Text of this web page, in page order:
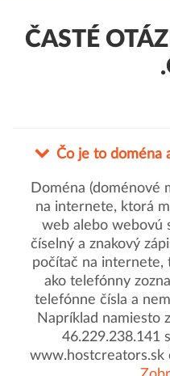
ČASTÉ
Čo je to doména
Doména (doménové
na internete, ktorá
web alebo webovú
číselný a znakový
počítač na internete,
ako telefónny
telefónne čísla a
Napríklad namiesto
46.229.238.141
www.hostcreators.sk